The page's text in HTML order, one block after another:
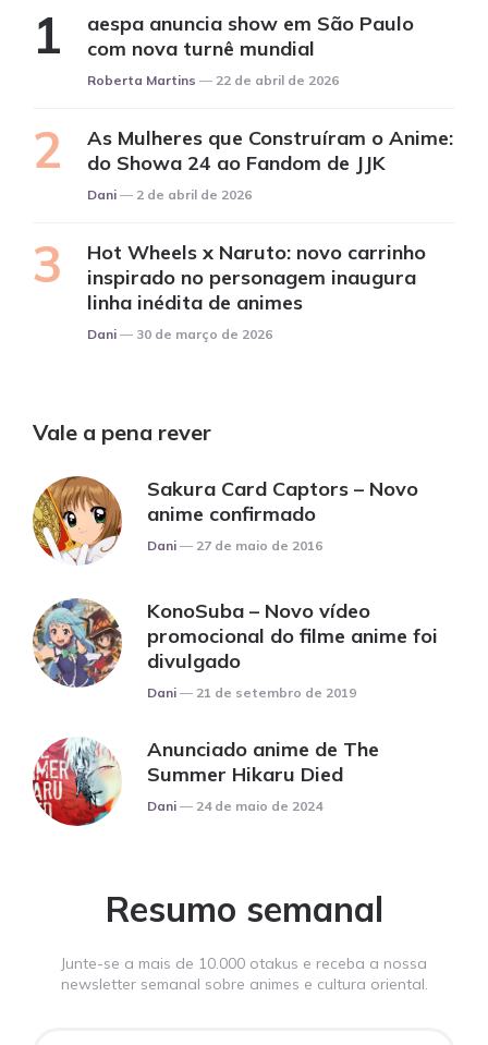
aespa anuncia show em São Paulo
com nova turnê mundial
Posted
Roberta Martins 22 de abril de 2026
As Mulheres que Construíram o Anime:
do Showa 24 ao Fandom de JJK
Posted
Dani 2 de abril de 2026
Hot Wheels x Naruto: novo carrinho
inspirado no personagem inaugura
linha inédita de animes
Posted
Dani 30 de março de 2026
Vale a pena rever
Sakura Card Captors – Novo
anime confirmado
Posted
Dani 27 de maio de 2016
KonoSuba – Novo vídeo
promocional do filme anime foi
divulgado
Posted
Dani 21 de setembro de 2019
Anunciado anime de The
Summer Hikaru Died
Posted
Dani 24 de maio de 2024
Resumo semanal
Junte-se a mais de 10.000 otakus e receba a nossa
newsletter semanal sobre animes e cultura oriental.